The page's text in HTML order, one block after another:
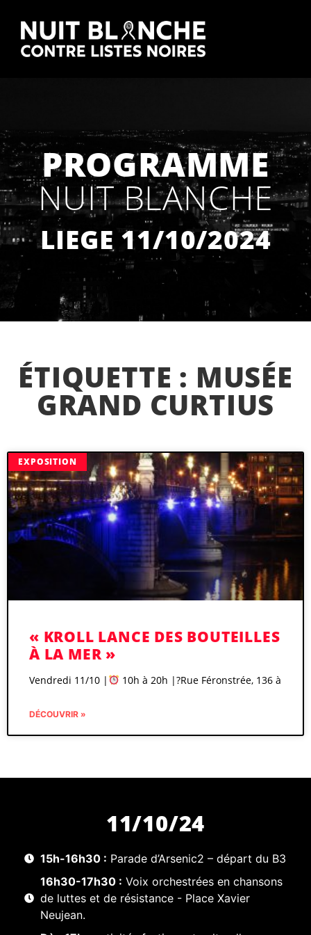
PROGRAMME
NUIT BLANCHE
LIEGE 11/10/2024
ÉTIQUETTE : MUSÉE
GRAND CURTIUS
EXPOSITION
« KROLL LANCE DES BOUTEILLES
À LA MER »
Vendredi 11/10 | 10h à 20h |?Rue Féronstrée, 136 à
DÉCOUVRIR »
11/10/24
15h-16h30 : Parade d’Arsenic2 – départ du B3
16h30-17h30 : Voix orchestrées en chansons
de luttes et de résistance - Place Xavier
Neujean.